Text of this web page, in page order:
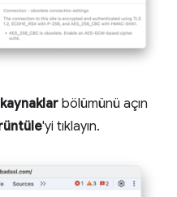
bölümünü açın
'yi tıklayın.